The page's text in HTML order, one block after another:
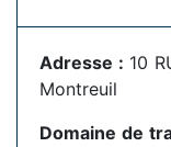
Adresse : 10
Montreuil
Domaine de